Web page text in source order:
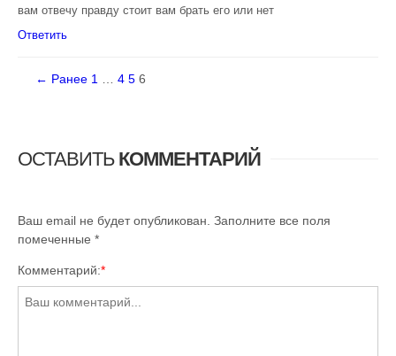
вам отвечу правду стоит вам брать его или нет
Ответить
← Ранее 1 4 5 6
ОСТАВИТЬ КОММЕНТАРИЙ
Ваш email не будет опубликован. Заполните все поля
помеченные *
Комментарий:*